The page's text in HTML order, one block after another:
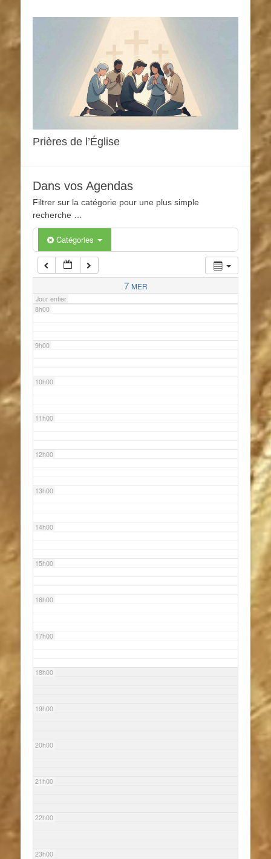
Prières de l’Église
Dans vos Agendas
Filtrer sur la catégorie pour une plus simple
recherche …
Catégories
7 MER
Jour entier
0h00
5h00
6h00
7h00
8h00
9h00
10h00
11h00
12h00
13h00
14h00
15h00
16h00
17h00
18h00
19h00
20h00
21h00
22h00
23h00